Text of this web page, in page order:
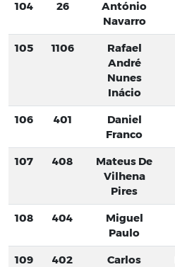
104 26
António
Navarro
105 1106
Rafael
André
Nunes
Inácio
106 401
Daniel
Franco
107 408
Mateus De
Vilhena
Pires
108 404
Miguel
Paulo
109 402
Carlos